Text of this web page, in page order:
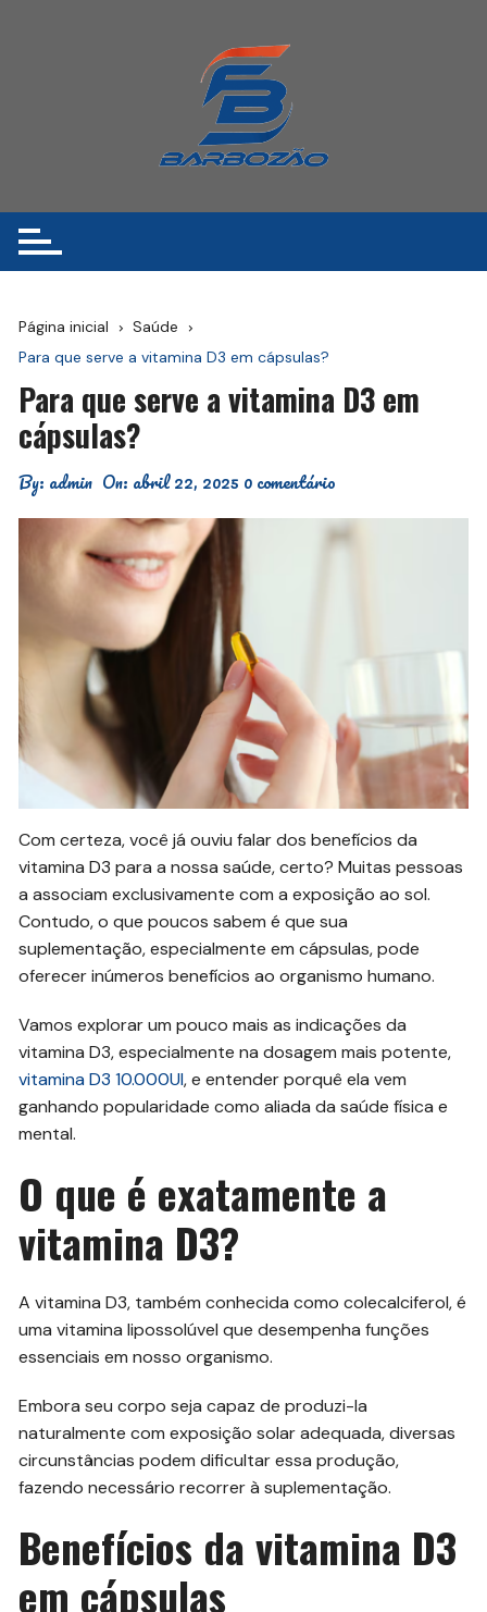
Página inicial
Saúde
Para que serve a vitamina D3 em cápsulas?
Para que serve a vitamina D3 em
cápsulas?
By: admin On: abril 22, 2025 0 comentário
Com certeza, você já ouviu falar dos benefícios da
vitamina D3 para a nossa saúde, certo? Muitas pessoas
a associam exclusivamente com a exposição ao sol.
Contudo, o que poucos sabem é que sua
suplementação, especialmente em cápsulas, pode
oferecer inúmeros benefícios ao organismo humano.
Vamos explorar um pouco mais as indicações da
vitamina D3, especialmente na dosagem mais potente,
vitamina D3 10.000UI, e entender porquê ela vem
ganhando popularidade como aliada da saúde física e
mental.
O que é exatamente a
vitamina D3?
A vitamina D3, também conhecida como colecalciferol, é
uma vitamina lipossolúvel que desempenha funções
essenciais em nosso organismo.
Embora seu corpo seja capaz de produzi-la
naturalmente com exposição solar adequada, diversas
circunstâncias podem dificultar essa produção,
fazendo necessário recorrer à suplementação.
Benefícios da vitamina D3
em cápsulas